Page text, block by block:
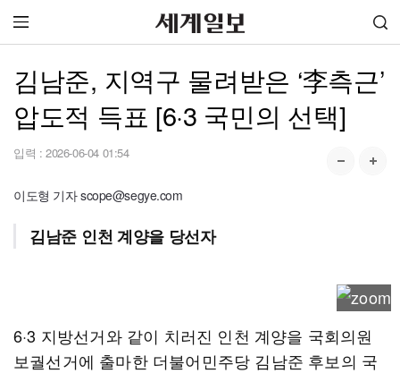
김남준, 지역구 물려받은 ‘李측근’
압도적 득표 [6·3 국민의 선택]
입력 : 2026-06-04 01:54
이도형 기자 scope@segye.com
김남준 인천 계양을 당선자
6·3 지방선거와 같이 치러진 인천 계양을 국회의원
보궐선거에 출마한 더불어민주당 김남준 후보의 국